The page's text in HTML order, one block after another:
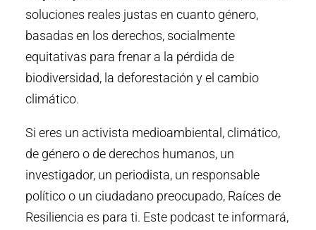
soluciones reales justas en cuanto género,
basadas en los derechos, socialmente
equitativas para frenar a la pérdida de
biodiversidad, la deforestación y el cambio
climático.
Si eres un activista medioambiental, climático,
de género o de derechos humanos, un
investigador, un periodista, un responsable
político o un ciudadano preocupado, Raíces de
Resiliencia es para ti. Este podcast te informará,